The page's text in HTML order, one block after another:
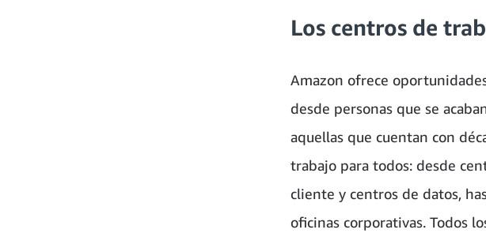
Los centros de
Amazon ofrece
desde personas que se
aquellas que cuentan con
trabajo para todos: desde
cliente y centros de datos,
oficinas corporativas. Todos